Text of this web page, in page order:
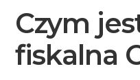
Czym
fiskalna